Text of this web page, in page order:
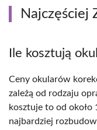
Najczęściej
Ile kosztują
Ceny okularów
zależą od rodzaju
kosztuje to od około
najbardziej